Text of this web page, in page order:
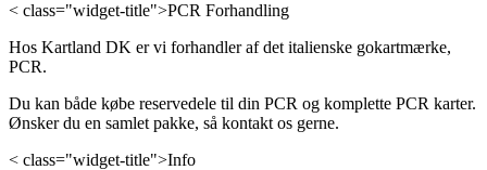
< class="widget-title">PCR Forhandling
Hos Kartland DK er vi forhandler af det italienske gokartmærke,
PCR.
Du kan både købe reservedele til din PCR og komplette PCR karter.
Ønsker du en samlet pakke, så kontakt os gerne.
< class="widget-title">Info